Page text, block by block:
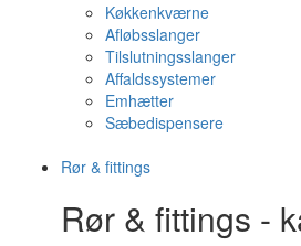
Køkkenkværne
Afløbsslanger
Tilslutningsslanger
Affaldssystemer
Emhætter
Sæbedispensere
Rør & fittings
Rør & fittings -